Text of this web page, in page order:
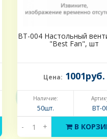
BT-004 Настольный
"Best Fan", шт
Цена: 1001руб.
Наличие:
50шт. BT-
- + В